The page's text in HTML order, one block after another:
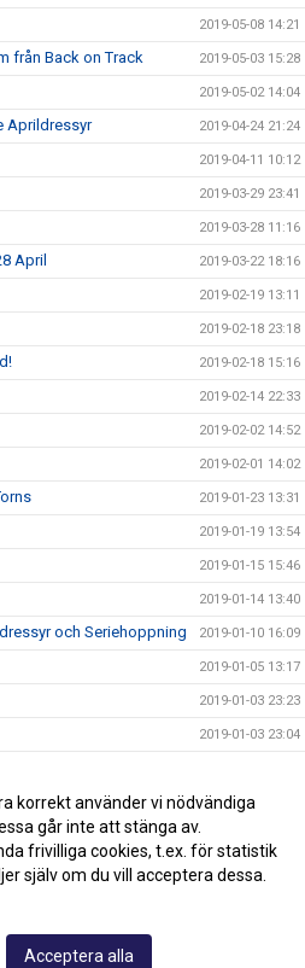
2019-05-08 14:21
från Back on Track 2019-05-03 15:28
2019-05-02 14:04
Aprildressyr 2019-04-24 21:24
2019-04-11 10:12
2019-03-29 23:41
2019-03-28 11:16
April 2019-03-22 18:16
2019-02-19 13:11
2019-02-18 23:18
2019-02-18 15:16
2019-02-14 22:33
2019-02-02 14:52
2019-02-01 14:02
2019-01-23 13:31
2019-01-19 13:54
2019-01-15 15:46
2019-01-14 13:40
och Seriehoppning 2019-01-10 16:09
2019-01-05 13:17
2019-01-03 23:23
2019-01-03 23:04
2018-12-14 16:43
2018 2018-02-01 13:36
korrekt använder vi nödvändiga
går inte att stänga av.
frivilliga cookies, t.ex. för statistik
själv om du vill acceptera dessa.
Acceptera alla